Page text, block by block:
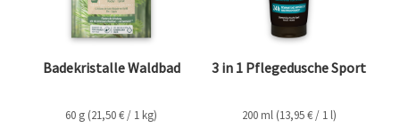
Badekristalle Waldbad
60 g (21,50 € / 1 kg)
3 in 1 Pflegedusche Sport
200 ml (13,95 € / 1 l)